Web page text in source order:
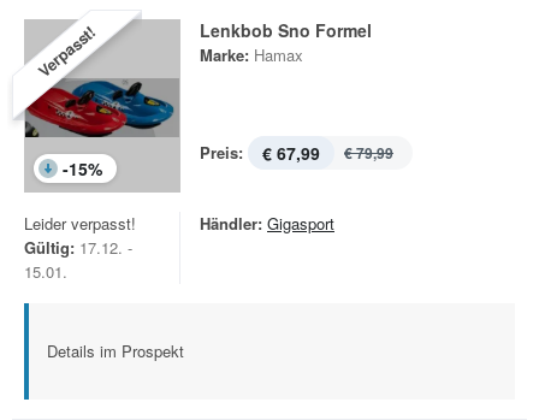
Verpasst!
-15%
Lenkbob Sno Formel
Marke: Hamax
Preis: € 67,99 € 79,99
Leider verpasst!
Gültig: 17.12. -
15.01.
Händler: Gigasport
Details im Prospekt